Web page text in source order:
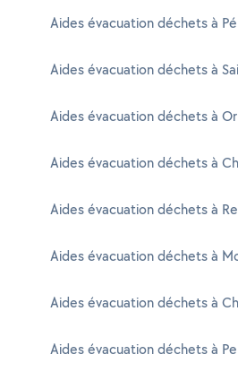
Aides évacuation déchets à
Aides évacuation déchets à
Aides évacuation déchets à
Aides évacuation déchets à
Aides évacuation déchets à
Aides évacuation déchets à
Aides évacuation déchets à
Aides évacuation déchets à